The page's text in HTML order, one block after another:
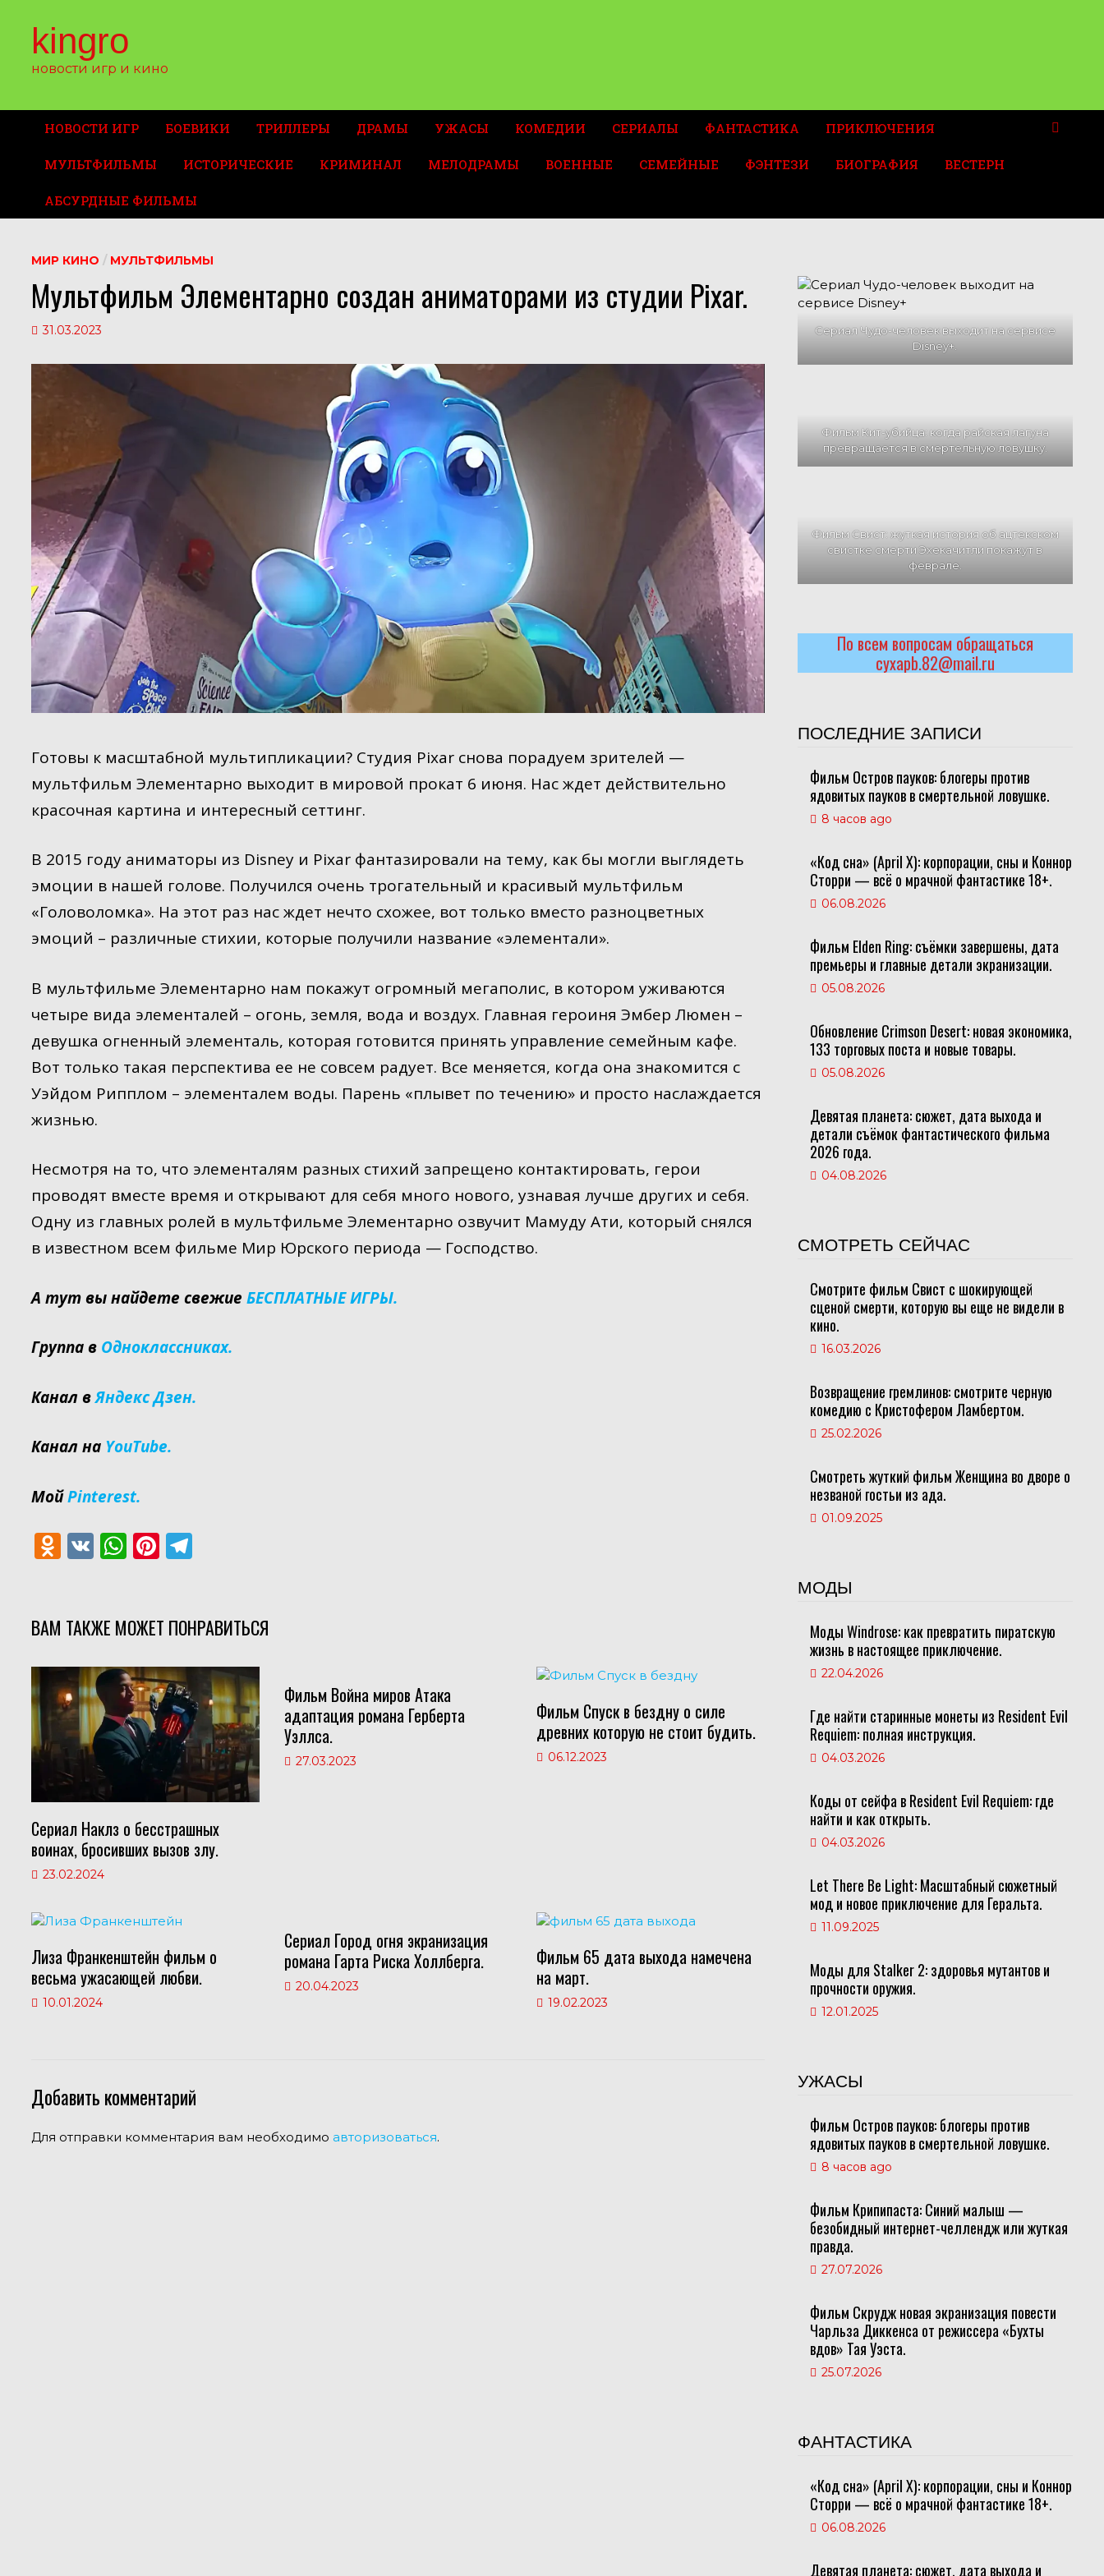
содержимому
kingro
новости игр и кино
НОВОСТИ ИГР БОЕВИКИ ТРИЛЛЕРЫ ДРАМЫ УЖАСЫ КОМЕДИИ СЕРИАЛЫ ФАНТАСТИКА ПРИКЛЮЧЕНИЯ
МУЛЬТФИЛЬМЫ ИСТОРИЧЕСКИЕ КРИМИНАЛ МЕЛОДРАМЫ ВОЕННЫЕ СЕМЕЙНЫЕ ФЭНТЕЗИ БИОГРАФИЯ ВЕСТЕРН
АБСУРДНЫЕ ФИЛЬМЫ
МИР КИНО / МУЛЬТФИЛЬМЫ
Мультфильм Элементарно создан аниматорами из студии Pixar.
31.03.2023
Готовы к масштабной мультипликации? Студия Pixar снова порадуем зрителей —
мультфильм Элементарно выходит в мировой прокат 6 июня. Нас ждет действительно
красочная картина и интересный сеттинг.
В 2015 году аниматоры из Disney и Pixar фантазировали на тему, как бы могли выглядеть
эмоции в нашей голове. Получился очень трогательный и красивый мультфильм
«Головоломка». На этот раз нас ждет нечто схожее, вот только вместо разноцветных
эмоций – различные стихии, которые получили название «элементали».
В мультфильме Элементарно нам покажут огромный мегаполис, в котором уживаются
четыре вида элементалей – огонь, земля, вода и воздух. Главная героиня Эмбер Люмен –
девушка огненный элементаль, которая готовится принять управление семейным кафе.
Вот только такая перспектива ее не совсем радует. Все меняется, когда она знакомится с
Уэйдом Рипплом – элементалем воды. Парень «плывет по течению» и просто наслаждается
жизнью.
Несмотря на то, что элементалям разных стихий запрещено контактировать, герои
проводят вместе время и открывают для себя много нового, узнавая лучше других и себя.
Одну из главных ролей в мультфильме Элементарно озвучит Мамуду Ати, который снялся
в известном всем фильме Мир Юрского периода — Господство.
А тут вы найдете свежиеБЕСПЛАТНЫЕ ИГРЫ.
Группа в Одноклассниках.
Канал в Яндекс Дзен.
Канал на YouTube.
МойPinterest.
O
o
as
s
ni
ki
V W
s
p
p
Pi
e gr
m
ВАМ ТАКЖЕ МОЖЕТ ПОНРАВИТЬСЯ
Сериал Наклз о бесстрашных
воинах, бросивших вызов злу.
23.02.2024
Фильм Война миров Атака
адаптация романа Герберта
Уэллса.
27.03.2023
Фильм Спуск в бездну о силе
древних которую не стоит будить.
06.12.2023
Лиза Франкенштейн фильм о
весьма ужасающей любви.
10.01.2024
Сериал Город огня экранизация
романа Гарта Риска Холлберга.
20.04.2023
Фильм 65 дата выхода намечена
на март.
19.02.2023
Добавить комментарий
Для отправки комментария вам необходимо авторизоваться.
Сериал Чудо-человек выходит на сервисе
Disney+.
Фильм Кит-убийца: когда райская лагуна
превращается в смертельную ловушку.
Фильм Свист: жуткая история об ацтекском
свистке смерти Эхекачитли покажут в
феврале.
По всем вопросам обращаться
cyxapb.82@mail.ru
ПОСЛЕДНИЕ ЗАПИСИ
Фильм Остров пауков: блогеры против
ядовитых пауков в смертельной ловушке.
8 часов ago
«Код сна» (April X): корпорации, сны и Коннор
Сторри — всё о мрачной фантастике 18+.
06.08.2026
Фильм Elden Ring: съёмки завершены, дата
премьеры и главные детали экранизации.
05.08.2026
Обновление Crimson Desert: новая экономика,
133 торговых поста и новые товары.
05.08.2026
Девятая планета: сюжет, дата выхода и
детали съёмок фантастического фильма
2026 года.
04.08.2026
СМОТРЕТЬ СЕЙЧАС
Смотрите фильм Свист с шокирующей
сценой смерти, которую вы еще не видели в
кино.
16.03.2026
Возвращение гремлинов: смотрите черную
комедию с Кристофером Ламбертом.
25.02.2026
Смотреть жуткий фильм Женщина во дворе о
незваной гостьи из ада.
01.09.2025
МОДЫ
Моды Windrose: как превратить пиратскую
жизнь в настоящее приключение.
22.04.2026
Где найти старинные монеты из Resident Evil
Requiem: полная инструкция.
04.03.2026
Коды от сейфа в Resident Evil Requiem: где
найти и как открыть.
04.03.2026
Let There Be Light: Масштабный сюжетный
мод и новое приключение для Геральта.
11.09.2025
Моды для Stalker 2: здоровья мутантов и
прочности оружия.
12.01.2025
УЖАСЫ
Фильм Остров пауков: блогеры против
ядовитых пауков в смертельной ловушке.
8 часов ago
Фильм Крипипаста: Синий малыш —
безобидный интернет-челлендж или жуткая
правда.
27.07.2026
Фильм Скрудж новая экранизация повести
Чарльза Диккенса от режиссера «Бухты
вдов» Тая Уэста.
25.07.2026
ФАНТАСТИКА
«Код сна» (April X): корпорации, сны и Коннор
Сторри — всё о мрачной фантастике 18+.
06.08.2026
Девятая планета: сюжет, дата выхода и